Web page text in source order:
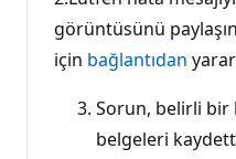
görüntüsünü
için bağlantıdan
Sorun, belirli bir
belgeleri